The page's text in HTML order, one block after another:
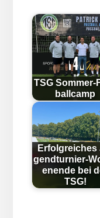
TSG
ball­camp
gend­tur­nier-
en­en­de bei
TSG!